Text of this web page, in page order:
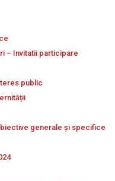
– Invitatii participare
public
generale și specifice